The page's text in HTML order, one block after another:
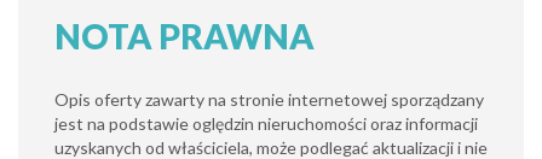
NOTA PRAWNA
Opis oferty zawarty na stronie internetowej sporządzany
jest na podstawie oględzin nieruchomości oraz informacji
uzyskanych od właściciela, może podlegać aktualizacji i nie